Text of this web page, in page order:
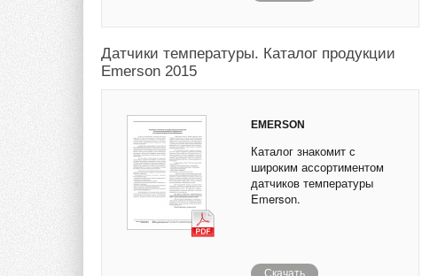
Датчики температуры. Каталог продукции
Emerson 2015
EMERSON
Каталог знакомит с
широким ассортиментом
датчиков температуры
Emerson.